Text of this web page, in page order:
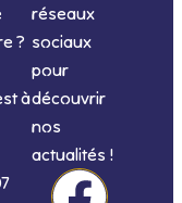
?
à
réseaux
sociaux
pour
découvrir
nos
actualités !